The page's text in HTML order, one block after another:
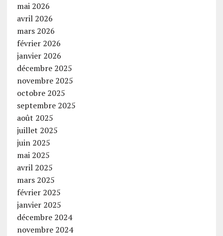
mai 2026
avril 2026
mars 2026
février 2026
janvier 2026
décembre 2025
novembre 2025
octobre 2025
septembre 2025
août 2025
juillet 2025
juin 2025
mai 2025
avril 2025
mars 2025
février 2025
janvier 2025
décembre 2024
novembre 2024